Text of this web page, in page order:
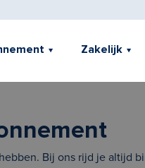
Zakelijk
Bij ons rijd je altijd